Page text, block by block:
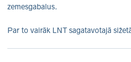
zemesgabalus.
Par to vairāk LNT sagatavotajā